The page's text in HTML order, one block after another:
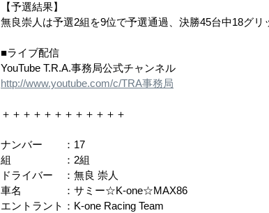
【予選結果】
無良崇人は予選2組を9位で予選通過、決勝45台中18グリ
■ライブ配信
YouTube T.R.A.事務局公式チャンネル
http://www.youtube.com/c/TRA事務局
＋＋＋＋＋＋＋＋＋＋＋＋
ナンバー　　：17
組　　　　　：2組
ドライバー　：無良 崇人
車名　　　　：サミー☆K-one☆MAX86
エントラント：K-one Racing Team